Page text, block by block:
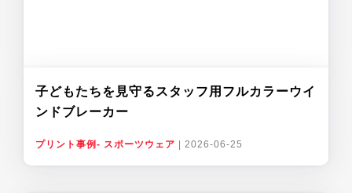
子どもたちを見守るスタッフ用フルカラーウイ
ンドブレーカー
プリント事例- スポーツウェア 2026-06-25